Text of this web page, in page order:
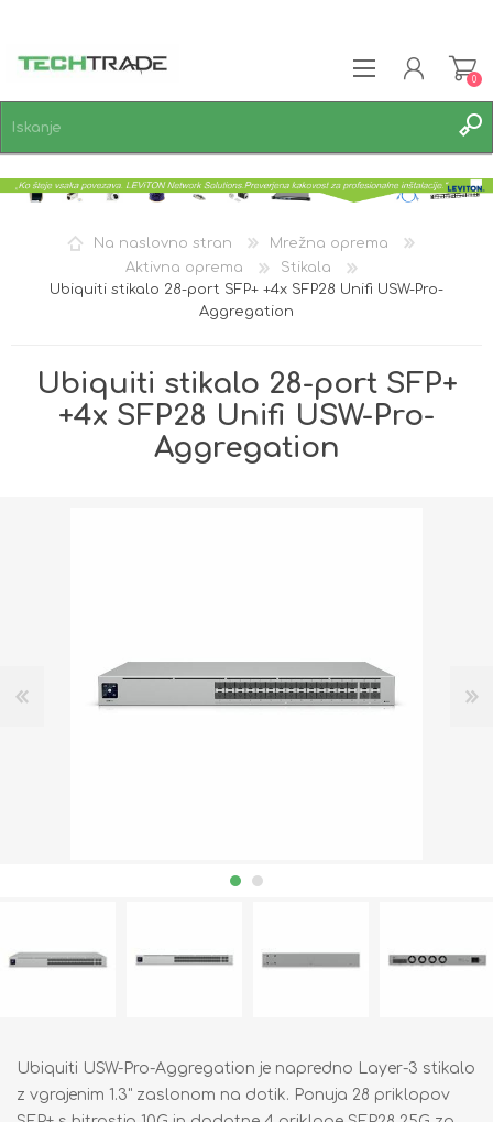
PRIJAVA
0
Na naslovno stran
Mrežna oprema
Aktivna oprema
Stikala
Ubiquiti stikalo 28-port SFP+ +4x SFP28 Unifi USW-Pro-
Aggregation
Ubiquiti stikalo 28-port SFP+
+4x SFP28 Unifi USW-Pro-
Aggregation
Ubiquiti USW-Pro-Aggregation je napredno Layer-3 stikalo
z vgrajenim 1.3" zaslonom na dotik. Ponuja 28 priklopov